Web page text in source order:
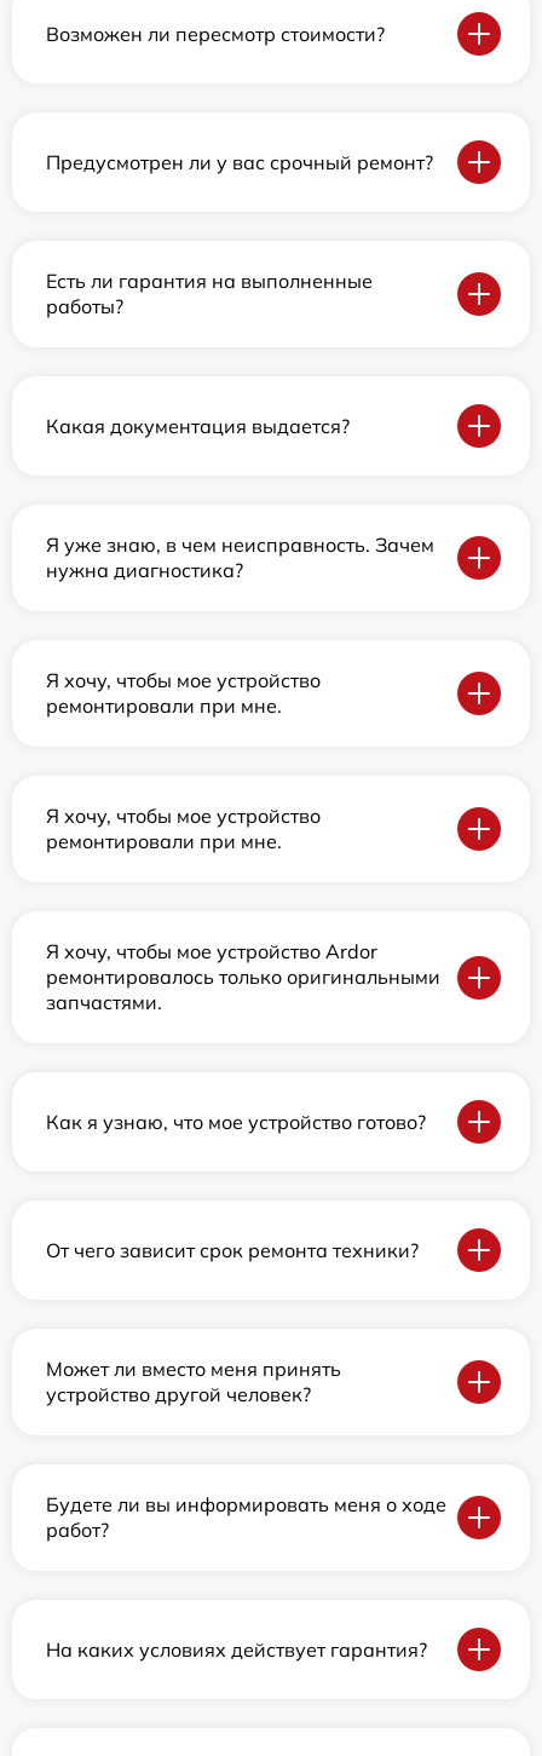
Возможен ли пересмотр стоимости?
Предусмотрен ли у вас срочный ремонт?
Есть ли гарантия на выполненные
работы?
Какая документация выдается?
Я уже знаю, в чем неисправность. Зачем
нужна диагностика?
Я хочу, чтобы мое устройство
ремонтировали при мне.
Я хочу, чтобы мое устройство
ремонтировали при мне.
Я хочу, чтобы мое устройство Ardor
ремонтировалось только оригинальными
запчастями.
Как я узнаю, что мое устройство готово?
От чего зависит срок ремонта техники?
Может ли вместо меня принять
устройство другой человек?
Будете ли вы информировать меня о ходе
работ?
На каких условиях действует гарантия?